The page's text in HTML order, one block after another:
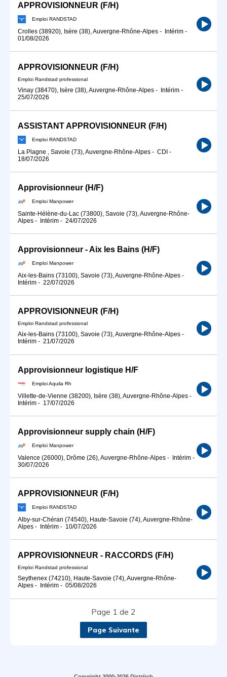
APPROVISIONNEUR (F/H)
Emploi RANDSTAD
Crolles (38920), Isère (38), Auvergne-Rhône-Alpes - Intérim -
01/08/2026
APPROVISIONNEUR (F/H)
Emploi Randstad professional
Vinay (38470), Isère (38), Auvergne-Rhône-Alpes - Intérim -
25/07/2026
ASSISTANT APPROVISIONNEUR (F/H)
Emploi RANDSTAD
La Plagne , Savoie (73), Auvergne-Rhône-Alpes - CDI -
18/07/2026
Approvisionneur (H/F)
Emploi Manpower
Sainte-Hélène-du-Lac (73800), Savoie (73), Auvergne-Rhône-
Alpes - Intérim - 24/07/2026
Approvisionneur - Aix les Bains (H/F)
Emploi Manpower
Aix-les-Bains (73100), Savoie (73), Auvergne-Rhône-Alpes -
Intérim - 22/07/2026
APPROVISIONNEUR (F/H)
Emploi Randstad professional
Aix-les-Bains (73100), Savoie (73), Auvergne-Rhône-Alpes -
Intérim - 21/07/2026
Approvisionneur logistique H/F
Emploi Aquila Rh
Villette-de-Vienne (38200), Isère (38), Auvergne-Rhône-Alpes -
Intérim - 17/07/2026
Approvisionneur supply chain (H/F)
Emploi Manpower
Valence (26000), Drôme (26), Auvergne-Rhône-Alpes - Intérim -
30/07/2026
APPROVISIONNEUR (F/H)
Emploi RANDSTAD
Alby-sur-Chéran (74540), Haute-Savoie (74), Auvergne-Rhône-
Alpes - Intérim - 10/07/2026
APPROVISIONNEUR - RACCORDS (F/H)
Emploi Randstad professional
Seythenex (74210), Haute-Savoie (74), Auvergne-Rhône-
Alpes - Intérim - 05/08/2026
Page 1 de 2
Page Suivante